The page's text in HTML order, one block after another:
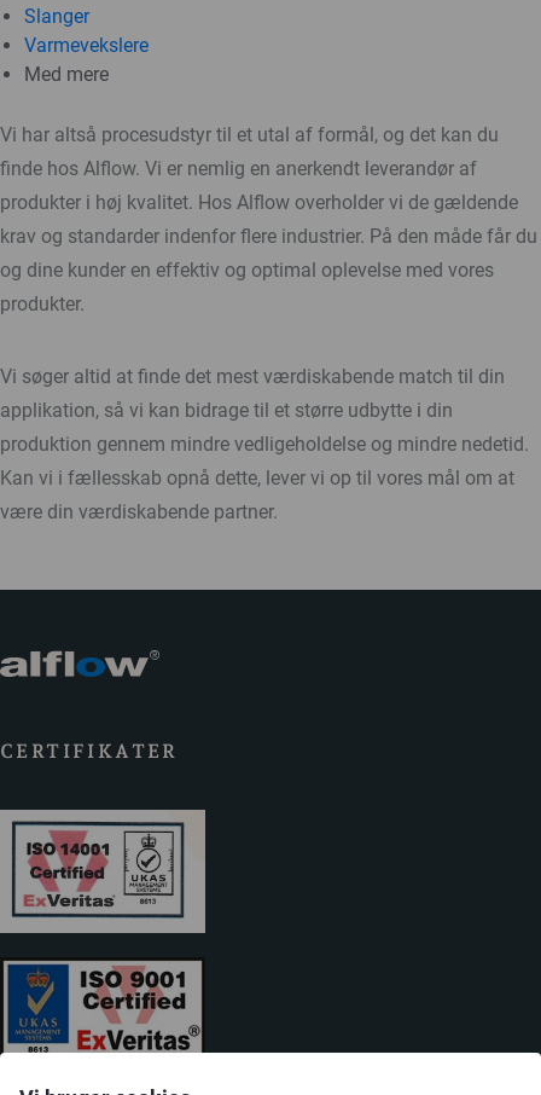
Slanger
Varmevekslere
Med mere
Vi har altså procesudstyr til et utal af formål, og det kan du
finde hos Alflow. Vi er nemlig en anerkendt leverandør af
produkter i høj kvalitet. Hos Alflow overholder vi de gældende
krav og standarder indenfor flere industrier. På den måde får du
og dine kunder en effektiv og optimal oplevelse med vores
produkter.
Vi søger altid at finde det mest værdiskabende match til din
applikation, så vi kan bidrage til et større udbytte i din
produktion gennem mindre vedligeholdelse og mindre nedetid.
Kan vi i fællesskab opnå dette, lever vi op til vores mål om at
være din værdiskabende partner.
CERTIFIKATER